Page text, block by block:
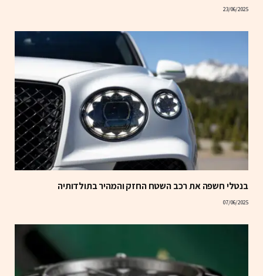
23/06/2025
בנטלי חשפה את רכב השטח החזק והמהיר בתולדותיה
07/06/2025